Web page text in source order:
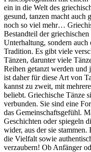
ein in die Welt des
gesund, tanzen macht
noch so viel mehr…
Bestandteil der
Unterhaltung, sondern
Tradition. Es gibt viele
Tänzen, darunter viele
Reihen getanzt werden und
ist daher für diese Art von
kannst zu zweit, mit
beliebt. Griechische Tänze
verbunden. Sie sind eine
das Gemeinschaftsgefühl.
Geschichten oder spiegeln
wider, aus der sie
die Vielfalt sowie
verzaubern! Ob Anfänger